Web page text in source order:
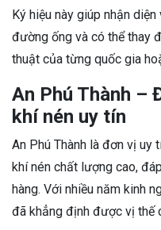
Ký hiệu này giúp nhận
đường ống và có thể thay
thuật của từng quốc gia
An Phú Thành –
khí nén uy tín
An Phú Thành là đơn vị uy
khí nén chất lượng cao,
hàng. Với nhiều năm kinh
đã khẳng định được vị thế